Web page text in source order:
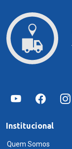
Institucional
Quem Somos